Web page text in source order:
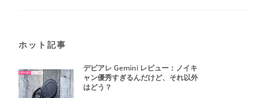
ホット記事
デビアレ Gemini レビュー：ノイキ
ャン優秀すぎるんだけど、それ以外
はどう？